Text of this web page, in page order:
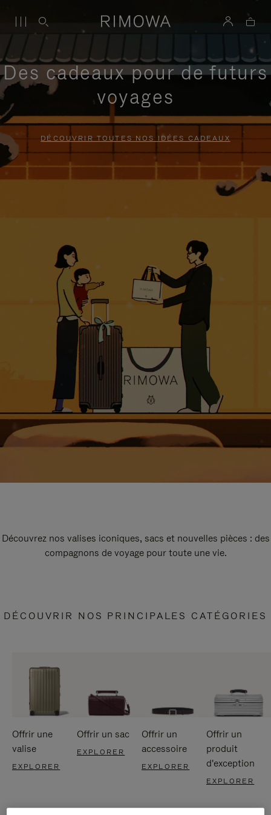
Des cadeaux pour de futurs
voyages
DÉCOUVRIR TOUTES NOS IDÉES CADEAUX
Découvrez nos valises iconiques, sacs et nouvelles pièces : des
compagnons de voyage pour toute une vie.
DÉCOUVRIR NOS PRINCIPALES CATÉGORIES
Offrir une
valise
EXPLORER
Offrir un sac
EXPLORER
Offrir un
accessoire
EXPLORER
Offrir un
produit
d'exception
EXPLORER